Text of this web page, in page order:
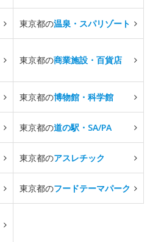
東京都の温泉・スパリゾート
東京都の商業施設・百貨店
東京都の博物館・科学館
東京都の道の駅・SA/PA
東京都のアスレチック
東京都のフードテーマパーク